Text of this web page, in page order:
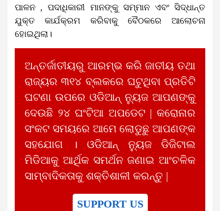
ପାଳନ , ପଦାଧିକାରୀ ମାନଙ୍କୁ ସମ୍ମାନ ଏବଂ ସିଦ୍ଧାନ୍ତ
ଯୁକ୍ତ କାର୍ଯକ୍ରମ କରିବାକୁ ବୈଠକରେ ଆଲୋଚନା
ହୋଇଥିଲା।
ଅନ୍ତର୍ଜାତୀୟରୁ ଆରମ୍ଭ କରି ଜାତୀୟ ତଥା
ରାଜ୍ୟର ୩୧୪ ବ୍ଲକରେ ଘଟୁଥିବା ପ୍ରତିଟି
ଘଟଣା ଉପରେ ଓଡିଆନ୍ ନ୍ୟୁଜ ଆପଣଙ୍କୁ
ଦେଉଛି ୨୪ ଘଂଟିଆ ଅପଡେଟ | କରୋନାର
ସଂକଟ ସମୟରେ ଆମେ ଲୋଡୁଛୁ ଆପଣଙ୍କ
ସହଯୋଗ । ଓଡିଆନ୍ ନ୍ୟୁଜ ଡିଜିଟାଲ
ମିଡିଆକୁ ଆର୍ଥିକ ସମର୍ଥନ ଜଣାଇ ଆଂଚଳିକ
ସାମ୍ବାଦିକତାକୁ ଶକ୍ତିଶାଳୀ କରନ୍ତୁ |
SUPPORT US